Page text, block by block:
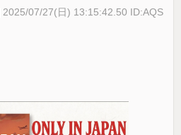
2025/07/27(日) 13:15:42.50 ID:AQS